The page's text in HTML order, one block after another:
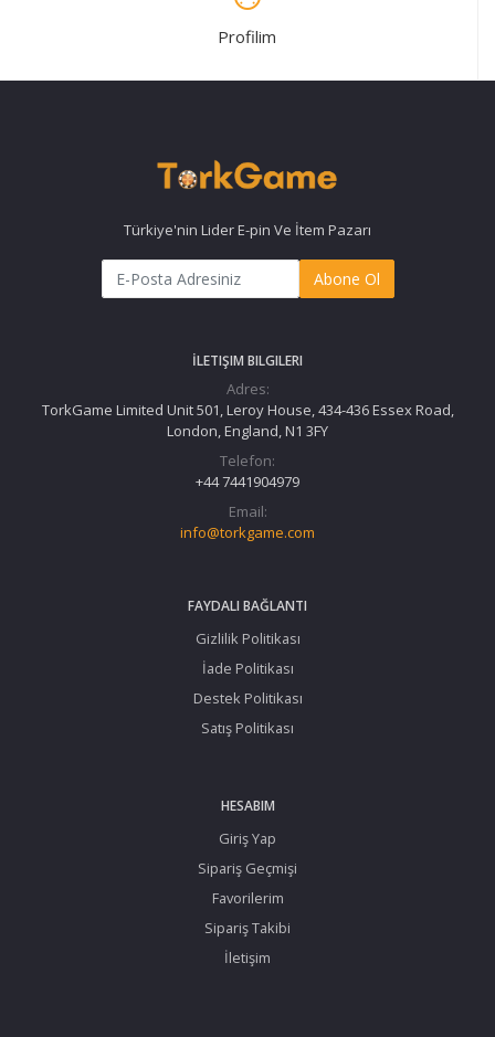
Profilim
Türkiye'nin Lider E-pin Ve İtem Pazarı
Abone Ol
İLETIŞIM BILGILERI
Adres:
TorkGame Limited Unit 501, Leroy House, 434-436 Essex Road,
London, England, N1 3FY
Telefon:
+44 7441904979
Email:
info@torkgame.com
FAYDALI BAĞLANTI
Gizlilik Politikası
İade Politikası
Destek Politikası
Satış Politikası
HESABIM
Giriş Yap
Sipariş Geçmişi
Favorilerim
Sipariş Takibi
İletişim